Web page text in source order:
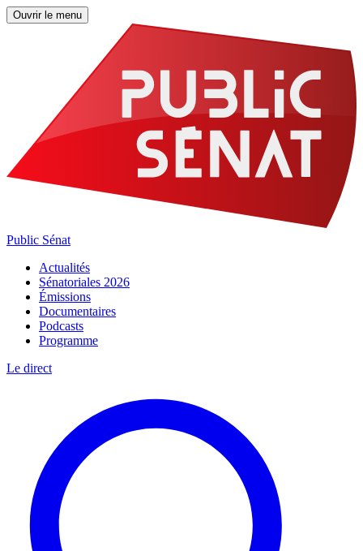
Ouvrir le menu
Public Sénat
Actualités
Sénatoriales 2026
Émissions
Documentaires
Podcasts
Programme
Le direct